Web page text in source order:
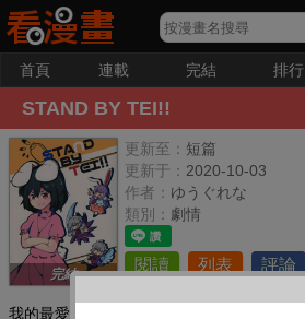
首頁 連載 完結 排行
STAND BY TEI!!
完結
更新至： 短篇
更新于： 2020-10-03
作者： ゆうぐれな
類別： 劇情
閱讀 列表 評論
我的最愛：